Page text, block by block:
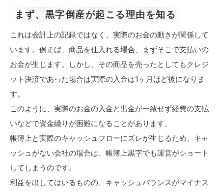
まず、黒字倒産が起こる理由を知る
これは会計上の記録ではなく、実際のお金の動きが関係して
います。例えば、商品を仕入れる場合、まずそこで支払いの
お金が生じます。しかし、その商品を売ったとしてもクレジ
ット決済であった場合は実際の入金は1ヶ月ほど後になりま
す。
このように、実際のお金の入金と出金が一致せず経費の支払
いなどで資金繰りが困難になることがあります。
帳簿上と実際のキャッシュフローにズレが生じるため、キャ
ッシュがない会社の場合は、帳簿上黒字でも運営がショート
してしまうのです。
利益を出してはいるものの、キャッシュバランスがマイナス